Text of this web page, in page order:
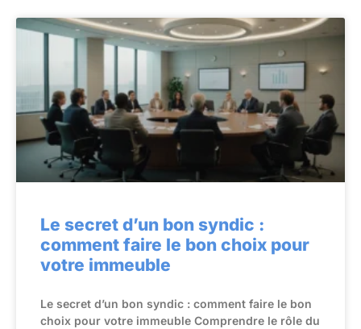
Le secret d’un bon syndic :
comment faire le bon choix pour
votre immeuble
Le secret d’un bon syndic : comment faire le bon
choix pour votre immeuble Comprendre le rôle du